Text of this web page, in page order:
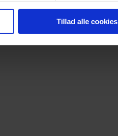
Tillad alle cookies